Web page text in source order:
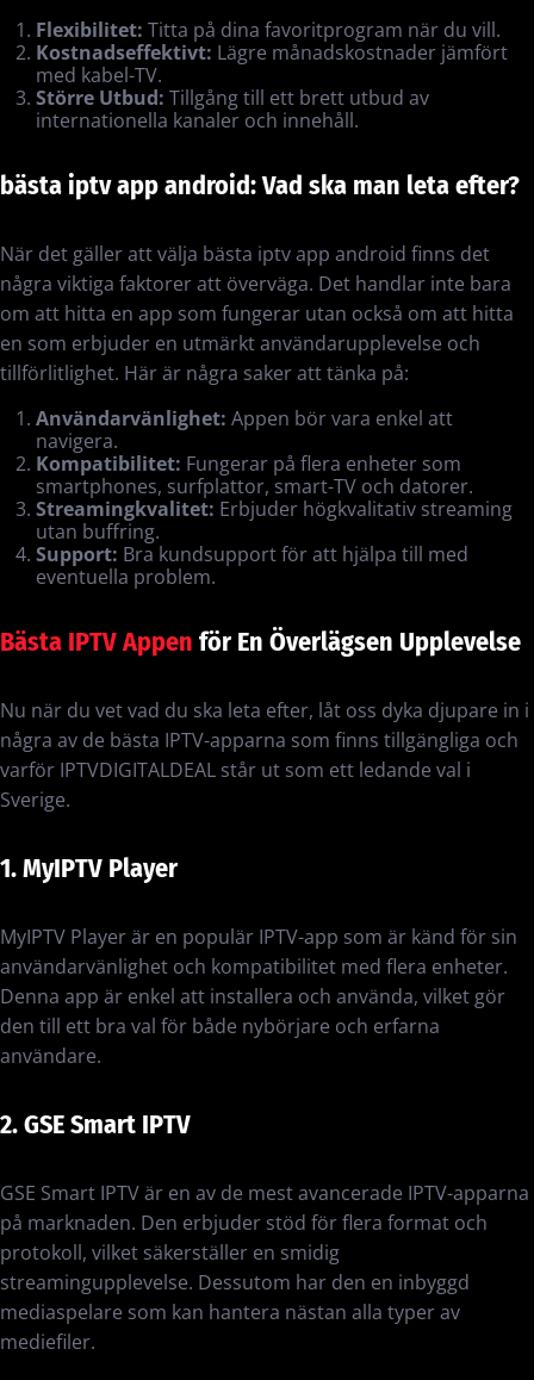
Flexibilitet: Titta på dina favoritprogram när du vill.
Kostnadseffektivt: Lägre månadskostnader jämfört
med kabel-TV.
Större Utbud: Tillgång till ett brett utbud av
internationella kanaler och innehåll.
bästa iptv app android: Vad ska man leta efter?
När det gäller att välja bästa iptv app android finns det
några viktiga faktorer att överväga. Det handlar inte bara
om att hitta en app som fungerar utan också om att hitta
en som erbjuder en utmärkt användarupplevelse och
tillförlitlighet. Här är några saker att tänka på:
Användarvänlighet: Appen bör vara enkel att
navigera.
Kompatibilitet: Fungerar på flera enheter som
smartphones, surfplattor, smart-TV och datorer.
Streamingkvalitet: Erbjuder högkvalitativ streaming
utan buffring.
Support: Bra kundsupport för att hjälpa till med
eventuella problem.
Bästa IPTV Appen för En Överlägsen Upplevelse
Nu när du vet vad du ska leta efter, låt oss dyka djupare in i
några av de bästa IPTV-apparna som finns tillgängliga och
varför IPTVDIGITALDEAL står ut som ett ledande val i
Sverige.
1. MyIPTV Player
MyIPTV Player är en populär IPTV-app som är känd för sin
användarvänlighet och kompatibilitet med flera enheter.
Denna app är enkel att installera och använda, vilket gör
den till ett bra val för både nybörjare och erfarna
användare.
2. GSE Smart IPTV
GSE Smart IPTV är en av de mest avancerade IPTV-apparna
på marknaden. Den erbjuder stöd för flera format och
protokoll, vilket säkerställer en smidig
streamingupplevelse. Dessutom har den en inbyggd
mediaspelare som kan hantera nästan alla typer av
mediefiler.